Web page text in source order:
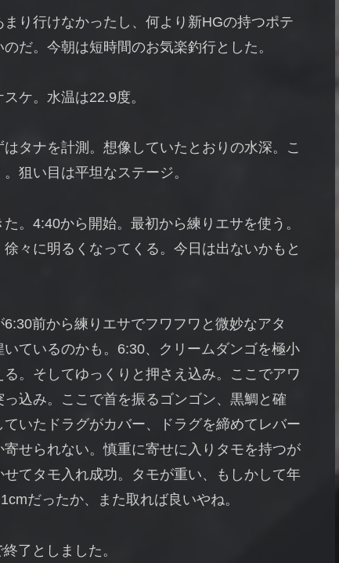
り行けなかったし、何より新HGの持つポテ
だ。今朝は短時間のお気楽釣行とした。
ケ。水温は22.9度。
タナを計測。想像していたとおりの水深。こ
狙い目は平坦なステージ。
。4:40から開始。最初から練りエサを使う。
々に明るくなってくる。今日は出ないかもと
前から練りエサでフワフワと微妙なアタ
ているのかも。6:30、クリームダンゴを極小
。そしてゆっくりと押さえ込み。ここでアワ
込み。ここで首を振るゴンゴン、黒鯛と確
いたドラグがカバー、ドラグを締めてレバー
せられない。慎重に寄せに入りタモを持つが
てタモ入れ成功。タモが重い、もしかして年
だったか、また取れば良いやね。
了としました。